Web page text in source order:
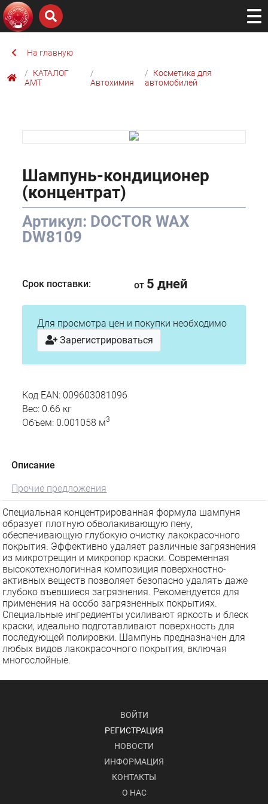
На главную
КАТАЛОГ
AMТ
Автохимия
Косметика для
автомобилей
Шампунь-кондиционер
(концентрат)
Артикул: DOCTOR WAX
DW8109
Срок поставки: от 5 дней
Для просмотра цен и покупки необходимо
Зарегистрироваться
Код EAN: 009603081096
Вес: 0.66 кг
Объем: 0.001058 м3
Описание
Прочие предложения
Специальная концентрированная формула шампуня
образует плотную обволакивающую пену,
обеспечивающую глубокую очистку лакокрасочного
покрытия. Эффективно удаляет различные загрязнения
из микротрещин и микропор краски. Современная
высокотехнологичная композиция поверхностно-
активных веществ позволяет безопасно удалять даже
глубоко въевшиеся загрязнения. Рекомендуется для
применения на особо загрязненных покрытиях.
Специальные ингредиенты усиливают яркость и блеск
краски, идеально подготавливают поверхность для
последующей полировки. Шампунь предназначен для
любых видов лакокрасочного покрытия, включая
многослойные.
ВОЙТИ
РЕГИСТРАЦИЯ
НОВОСТИ
ИНФОРМАЦИЯ
КОНТАКТЫ
О НАС